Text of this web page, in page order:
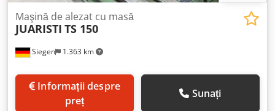
Siegen 1.363 km
Maşină de alezat cu masă
JUARISTI TS 150
preț
Sunați